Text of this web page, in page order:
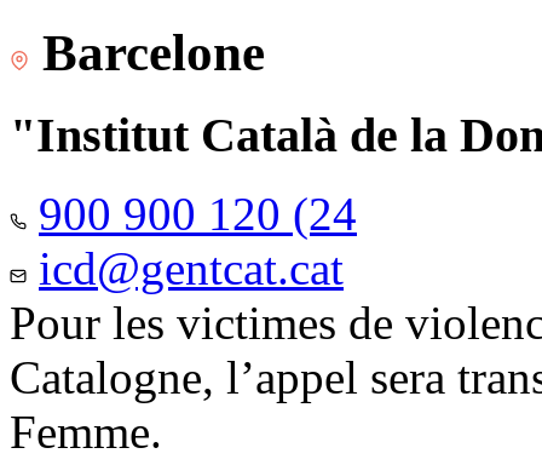
Barcelone
"Institut Català de la
900 900 120 (24
icd@gentcat.cat
Pour les victimes de
Catalogne, l’appel sera
Femme.